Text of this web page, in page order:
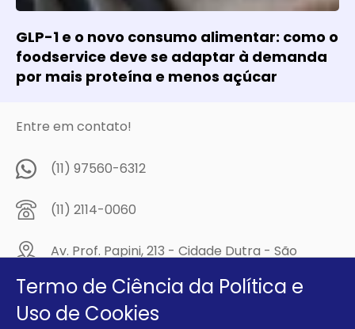
GLP-1 e o novo consumo alimentar: como o
foodservice deve se adaptar à demanda
por mais proteína e menos açúcar
Entre em contato!
(11) 97560-6312
(11) 2114-0060
Av. Prof. Papini, 213 - Cidade Dutra - São
Compre na
MCA Virtual!
Termo de Ciência da Política e
Uso de Cookies